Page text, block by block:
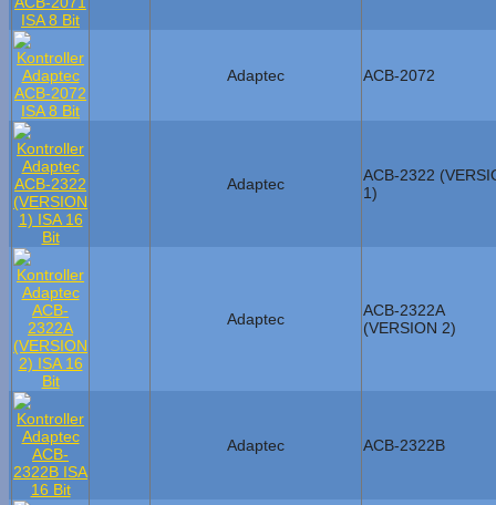
Adaptec ACB-2072
Adaptec
ACB-2322
1)
Adaptec
ACB-2322A
(VERSION 2)
Adaptec ACB-2322B